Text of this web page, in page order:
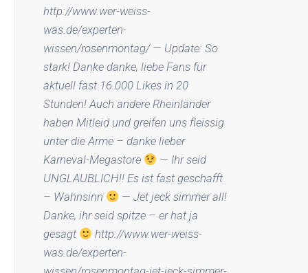
http://www.wer-weiss-
was.de/experten-
wissen/rosenmontag/ — Update: So
stark! Danke danke, liebe Fans für
aktuell fast 16.000 Likes in 20
Stunden! Auch andere Rheinländer
haben Mitleid und greifen uns fleissig
unter die Arme – danke lieber
Karneval-Megastore
— Ihr seid
UNGLAUBLICH!! Es ist fast geschafft
– Wahnsinn
— Jet jeck simmer all!
Danke, ihr seid spitze – er hat ja
gesagt
http://www.wer-weiss-
was.de/experten-